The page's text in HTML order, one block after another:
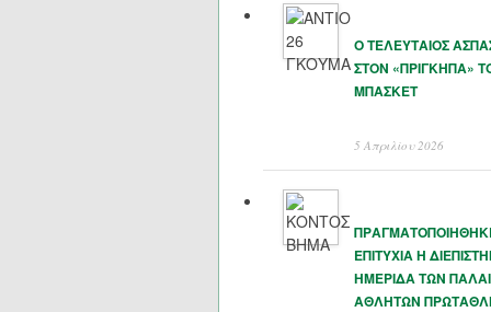
Ο ΤΕΛΕΥΤΑΙΟΣ
ΣΤΟΝ «ΠΡΙΓΚΗΠΑ»
ΜΠΑΣΚΕΤ
5 Απριλίου 2026
ΕΠΙΤΥΧΙΑ Η
ΗΜΕΡΙΔΑ ΤΩΝ
ΑΘΛΗΤΩΝ